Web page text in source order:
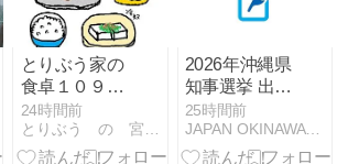
とりぶう家の
食卓１０９～
このにおいは
外食のにおい
24時間前
2026年沖縄県
知事選挙 出馬
候補・末吉 正
弘氏氏
25時間前
JAPAN OKINAWA TODAY